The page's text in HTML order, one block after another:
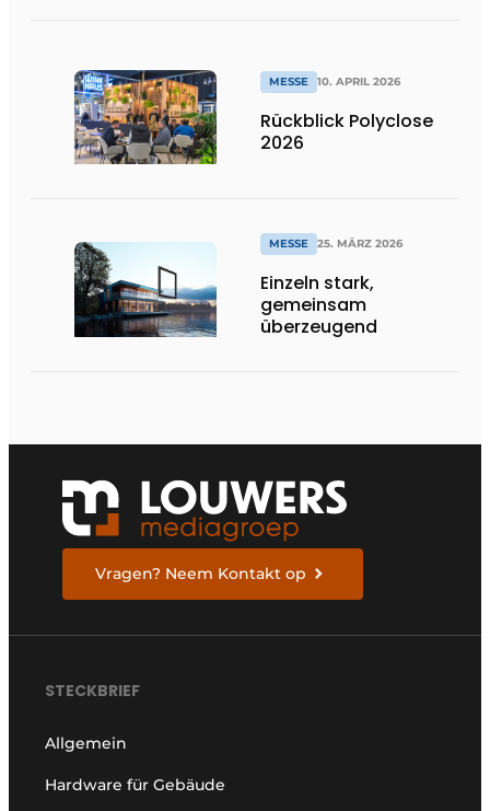
MESSE 10. APRIL 2026
Rückblick Polyclose
2026
MESSE 25. MÄRZ 2026
Einzeln stark,
gemeinsam
überzeugend
Vragen? Neem Kontakt op
STECKBRIEF
Allgemein
Hardware für Gebäude